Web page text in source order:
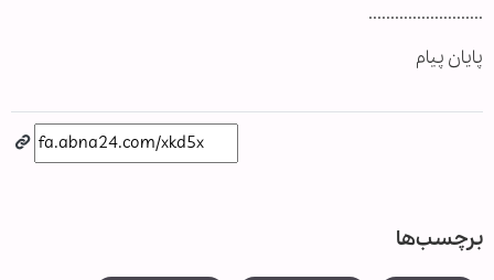
..........................
پایان پیام
برچسب‌ها